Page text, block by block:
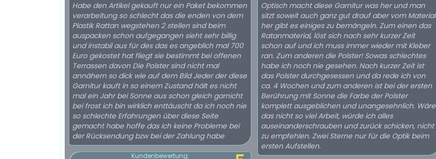
Habe den Artikel gekauft nur ein Paket bekommen
verarbeitung so schlecht das die enden von dem
Plastik Rattan wegstehen 2 stellen sind beim
auspacken schon aufgegangen sieht sehr billig
und instabil aus für des das es angeblich mal 700
Euro gekostet hat fliegt sie bestimmt bei offenen
Terrassen davon Die Polster sind nicht mal
annähern so dick wie auf dem Bild Jeder der diese
Garnitur kauft in so einem Zustand hält es nicht
mal ein Jahr bei Sonne aus schon gleich garnicht
bei frost ich bin wirklich enttäuscht da ich noch nie
so schlechte Erfahrungen über diese Seite
gemacht habe hoffe das ich keine Probleme bei
der Rücksendung bzw bei der Zahlung habe
Kundenbewertung:
Optisch macht diese Garnitur was her und man
sitzt soweit auch ganz gut drauf aber vom Material
her gibt es einiges zu bemängeln. Zum einen das
Ratanmaterial, löst sich nach sehr kurzer Zeit
schon auf und ich muss immer wieder mit Kleber
ran. Zum anderen die Polster! Sowas schlechtes
habe ich noch nie gesehen. Nach kurzer Zeit ist
das Polster durchgesessen und da rede ich von
ca. 4 Wochen und zum anderen ist bei der ersten
Berührung mit Sonne die Farbe der Polster
komplett ausgeblichen und unangesehnlich. Wäre
das nicht so viel Arbeit, würde ich alles
auseinanderschrauben und zurück schicken, nicht
zu empfehlen. Zwei Sterne nur für die Optik beim
ersten Aufstellen.